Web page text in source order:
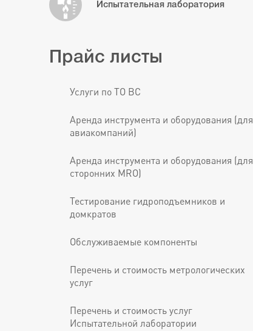
Испытательная лаборатория
Прайс листы
Услуги по ТО ВС
Аренда инструмента и оборудования (для
авиакомпаний)
Аренда инструмента и оборудования (для
сторонних MRO)
Тестирование гидроподъемников и
домкратов
Обслуживаемые компоненты
Перечень и стоимость метрологических
услуг
Перечень и стоимость услуг
Испытательной лаборатории